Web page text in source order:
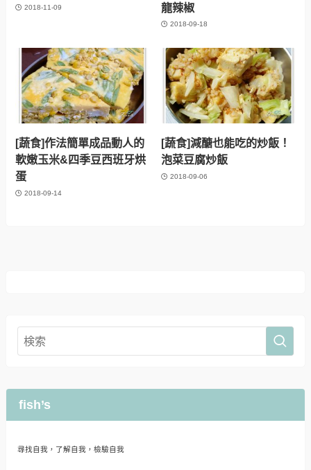
2018-11-09
龍辣椒
2018-09-18
[蔬食]作法簡單成品動人的
軟嫩玉米&四季豆西班牙烘
蛋
2018-09-14
[蔬食]減醣也能吃的炒飯！
泡菜豆腐炒飯
2018-09-06
fish’s
尋找自我，了解自我，檢驗自我